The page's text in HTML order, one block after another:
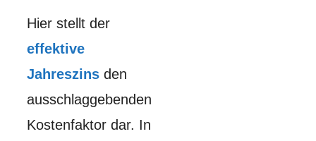
Hier stellt der
effektive
Jahreszins den
ausschlaggebenden
Kostenfaktor dar. In